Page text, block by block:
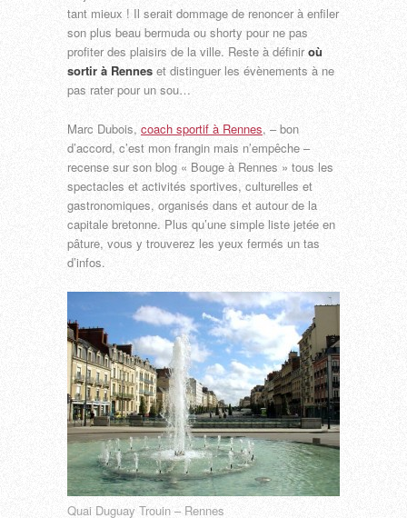
tant mieux ! Il serait dommage de renoncer à enfiler
son plus beau bermuda ou shorty pour ne pas
profiter des plaisirs de la ville. Reste à définir où
sortir à Rennes et distinguer les évènements à ne
pas rater pour un sou…
Marc Dubois, coach sportif à Rennes, – bon
d’accord, c’est mon frangin mais n’empêche –
recense sur son blog « Bouge à Rennes » tous les
spectacles et activités sportives, culturelles et
gastronomiques, organisés dans et autour de la
capitale bretonne. Plus qu’une simple liste jetée en
pâture, vous y trouverez les yeux fermés un tas
d’infos.
Quai Duguay Trouin – Rennes